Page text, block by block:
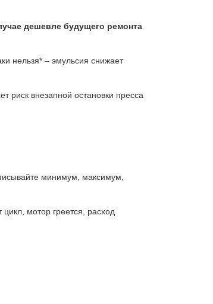
дешевле будущего ремонта
нельзя* – эмульсия снижает
риск внезапной остановки пресса
минимум, максимум,
мотор греется, расход